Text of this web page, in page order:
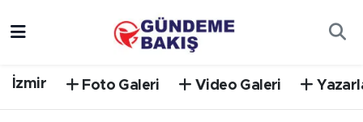
İzmir Foto Galeri Video Galeri